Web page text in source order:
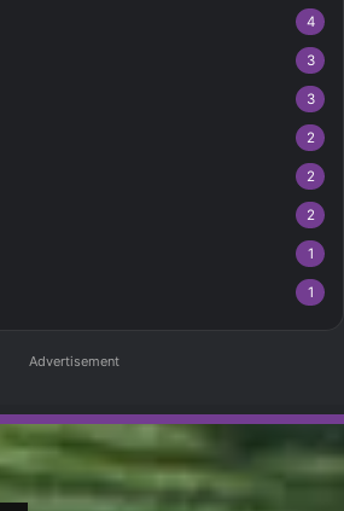
4
3
3
2
2
2
1
1
Advertisement